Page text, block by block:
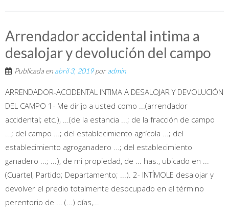
Arrendador accidental intima a
desalojar y devolución del campo
Publicada en abril 3, 2019poradmin
ARRENDADOR-ACCIDENTAL INTIMA A DESALOJAR Y DEVOLUCIÓN
DEL CAMPO 1- Me dirijo a usted como ...(arrendador
accidental; etc.), ...(de la estancia ...; de la fracción de campo
...; del campo ...; del establecimiento agrícola ...; del
establecimiento agroganadero ...; del establecimiento
ganadero ...; ...), de mi propiedad, de ... has., ubicado en ...
(Cuartel, Partido; Departamento; ...). 2- INTÍMOLE desalojar y
devolver el predio totalmente desocupado en el término
perentorio de ... (...) días,...